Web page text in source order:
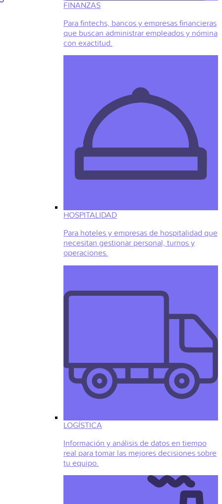
FINANZAS
Para fintechs, bancos y empresas financieras
que buscan administrar empleados y nómina
con exactitud.
HOSPITALIDAD
Para hoteles y empresas de hospitalidad que
necesitan gestionar personal, turnos y
operaciones.
LOGÍSTICA
Información y análisis de datos en tiempo
real para tomar las mejores decisiones sobre
tu equipo.